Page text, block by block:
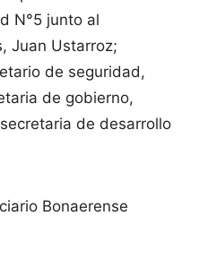
N°5 junto al
Juan Ustarroz;
de seguridad,
de gobierno,
de desarrollo
Bonaerense